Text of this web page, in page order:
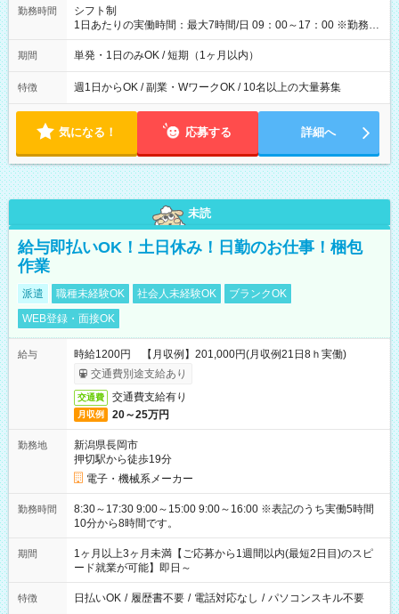
間】試用期間なし
勤務時間
シフト制
1日あたりの実働時間：最大7時間/日 09：00～17：00 ※勤務時
間は 試験により異なります。
期間 単発・1日のみOK / 短期（1ヶ月以内）
特徴 週1日からOK / 副業・WワークOK / 10名以上の大量募集
気になる！ 応募する 詳細へ
未読
給与即払いOK！土日休み！日勤のお仕事！梱包
作業
派遣 職種未経験OK 社会人未経験OK
ブランクOK
WEB登録・面接OK
給与
時給1200円 【月収例】201,000円(月収例21日8ｈ実働)
交通費別途支給あり
交通費 交通費支給有り
月収例 20～25万円
勤務地
新潟県長岡市
押切駅から徒歩19分
電子・機械系メーカー
勤務時間
8:30～17:30 9:00～15:00 9:00～16:00 ※表記のうち実働5時間
10分から8時間です。
期間
1ヶ月以上3ヶ月未満【ご応募から1週間以内(最短2日目)のスピ
ード就業が可能】即日～
特徴 日払いOK / 履歴書不要 / 電話対応なし / パソコンスキル不要